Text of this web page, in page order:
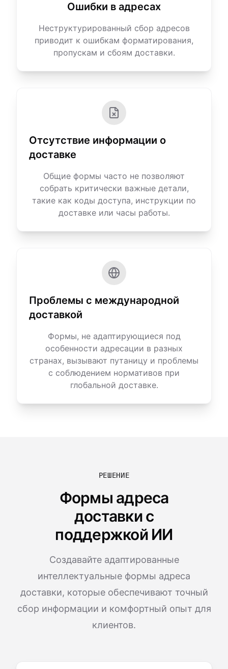
Ошибки в адресах
Неструктурированный сбор адресов
приводит к ошибкам форматирования,
пропускам и сбоям доставки.
Отсутствие информации о
доставке
Общие формы часто не позволяют
собрать критически важные детали,
такие как коды доступа, инструкции по
доставке или часы работы.
Проблемы с международной
доставкой
Формы, не адаптирующиеся под
особенности адресации в разных
странах, вызывают путаницу и проблемы
с соблюдением нормативов при
глобальной доставке.
РЕШЕНИЕ
Формы адреса
доставки с
поддержкой ИИ
Создавайте адаптированные
интеллектуальные формы адреса
доставки, которые обеспечивают точный
сбор информации и комфортный опыт для
клиентов.